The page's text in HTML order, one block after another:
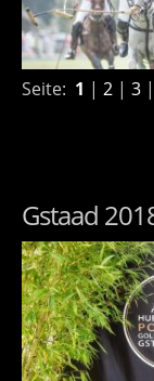
Seite: 1 | 2 | 3 |
Gstaad